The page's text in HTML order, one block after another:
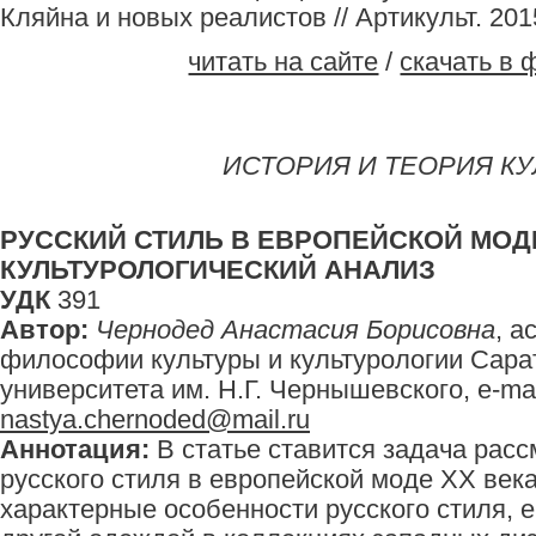
Кляйна и новых реалистов // Артикульт.
читать на сайте / скачать в
ИСТОРИЯ И ТЕОРИЯ
РУССКИЙ СТИЛЬ В ЕВРОПЕЙСКОЙ
КУЛЬТУРОЛОГИЧЕСКИЙ АНАЛИЗ
УДК391
Автор: Чернодед Анастасия Борисовна,
философии культуры и культурологии
университета им. Н.Г. Чернышевского, e-
nastya.chernoded@mail.ru
Аннотация: В статье ставится задача
русского стиля в европейской моде XX
характерные особенности русского стиля,